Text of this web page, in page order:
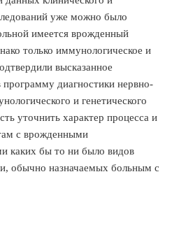
уже можно было
имеется врожденный
только иммунологическое и
высказанное
диагностики нервно-
и генетического
уточнить характер процесса и
с врожденными
каких бы то ни было видов
обычно назначаемых больным с